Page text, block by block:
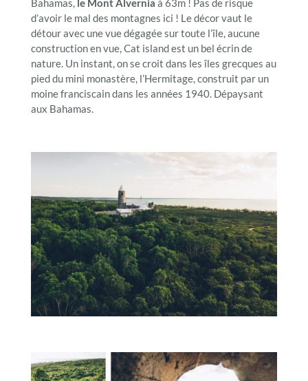
Bahamas, le Mont Alvernia à 63m ! Pas de risque
d’avoir le mal des montagnes ici ! Le décor vaut le
détour avec une vue dégagée sur toute l’île, aucune
construction en vue, Cat island est un bel écrin de
nature. Un instant, on se croit dans les îles grecques au
pied du mini monastère, l’Hermitage, construit par un
moine franciscain dans les années 1940. Dépaysant
aux Bahamas.